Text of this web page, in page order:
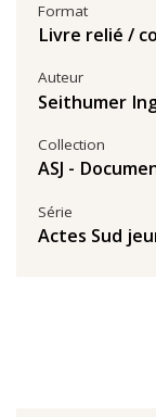
Auteur
Seithumer
Format
Livre relié /
Collection
ASJ -
Série
Actes Sud